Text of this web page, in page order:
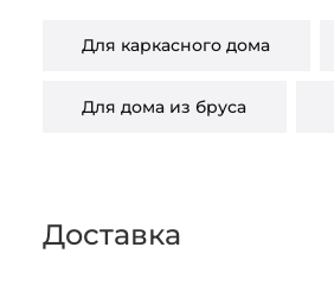
Для каркасного дома
Для дома из бруса
Доставка